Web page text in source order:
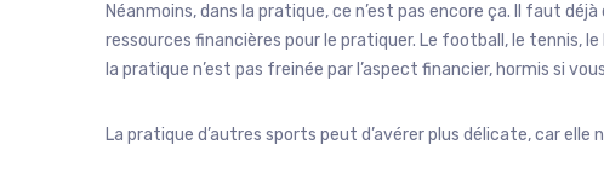
Néanmoins, dans la pratique, ce n’est pas encore ça. Il faut
ressources financières pour le pratiquer. Le football, le tennis,
la pratique n’est pas freinée par l’aspect financier, hormis si
La pratique d’autres sports peut d’avérer plus délicate, car